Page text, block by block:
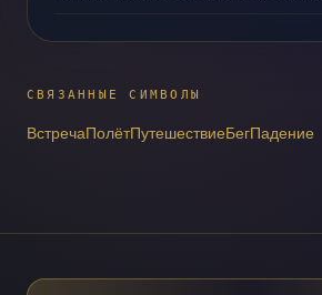
СВЯЗАННЫЕ СИМВОЛЫ
ВстречаПолётПутешествиеБегПадение